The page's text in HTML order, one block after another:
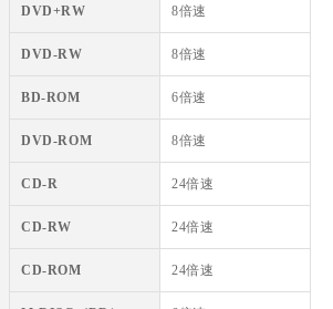
DVD+RW 8倍速
DVD-RW 8倍速
BD-ROM 6倍速
DVD-ROM 8倍速
CD-R 24倍速
CD-RW 24倍速
CD-ROM 24倍速